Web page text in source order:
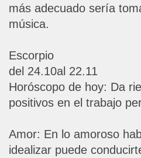
más adecuado sería
música.
Escorpio
del 24.10al 22.11
Horóscopo de hoy: Da
positivos en el trabajo
Amor: En lo amoroso
idealizar puede